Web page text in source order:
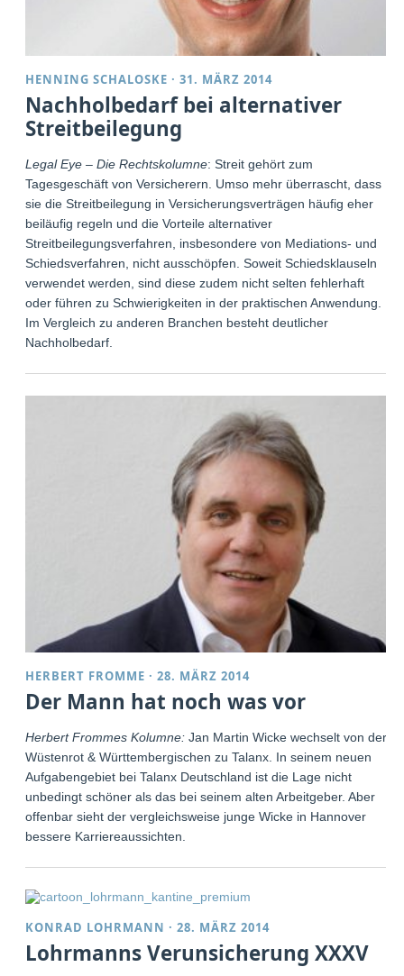
HENNING SCHALOSKE ·31. MÄRZ 2014
Nachholbedarf bei alternativer
Streitbeilegung
Legal Eye – Die Rechtskolumne: Streit gehört zum
Tagesgeschäft von Versicherern. Umso mehr überrascht, dass
sie die Streitbeilegung in Versicherungsverträgen häufig eher
beiläufig regeln und die Vorteile alternativer
Streitbeilegungsverfahren, insbesondere von Mediations- und
Schiedsverfahren, nicht ausschöpfen. Soweit Schiedsklauseln
verwendet werden, sind diese zudem nicht selten fehlerhaft
oder führen zu Schwierigkeiten in der praktischen Anwendung.
Im Vergleich zu anderen Branchen besteht deutlicher
Nachholbedarf.
HERBERT FROMME ·28. MÄRZ 2014
Der Mann hat noch was vor
Herbert Frommes Kolumne: Jan Martin Wicke wechselt von der
Wüstenrot & Württembergischen zu Talanx. In seinem neuen
Aufgabengebiet bei Talanx Deutschland ist die Lage nicht
unbedingt schöner als das bei seinem alten Arbeitgeber. Aber
offenbar sieht der vergleichsweise junge Wicke in Hannover
bessere Karriereaussichten.
KONRAD LOHRMANN ·28. MÄRZ 2014
Lohrmanns Verunsicherung XXXV